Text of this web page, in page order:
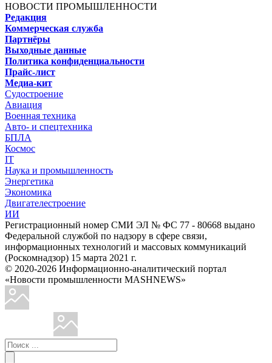
НОВОСТИ ПРОМЫШЛЕННОСТИ
Редакция
Коммерческая служба
Партнёры
Выходные данные
Политика конфиденциальности
Прайс-лист
Медиа-кит
Судостроение
Авиация
Военная техника
Авто- и спецтехника
БПЛА
Космос
IT
Наука и промышленность
Энергетика
Экономика
Двигателестроение
ИИ
Регистрационный номер СМИ ЭЛ № ФС 77 - 80668 выдано
Федеральной службой по надзору в сфере связи,
информационных технологий и массовых коммуникаций
(Роскомнадзор) 15 марта 2021 г.
© 2020-2026 Информационно-аналитический портал
«Новости промышленности MASHNEWS»